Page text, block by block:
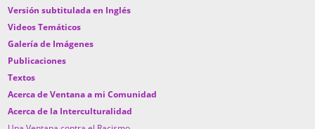
Versión subtitulada en Inglés
Videos Temáticos
Galería de Imágenes
Publicaciones
Textos
Acerca de Ventana a mi Comunidad
Acerca de la Interculturalidad